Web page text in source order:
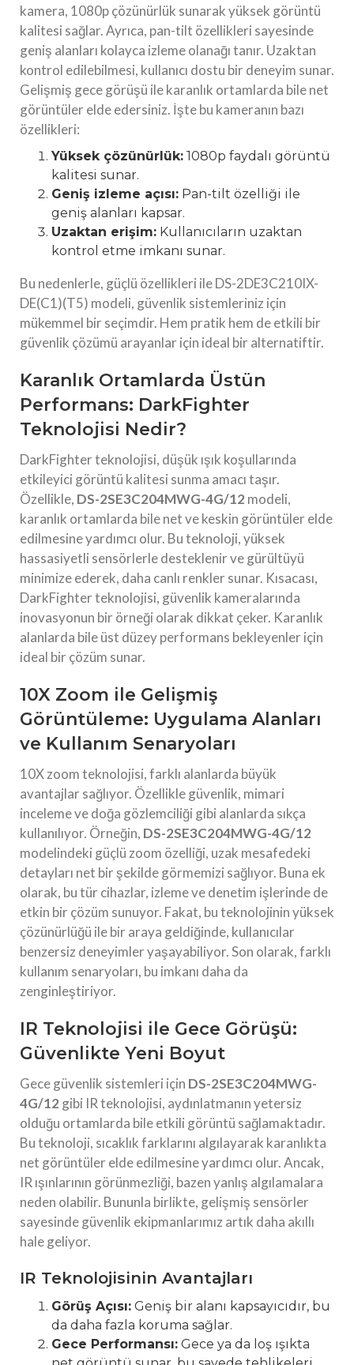
kamera, 1080p çözünürlük sunarak yüksek görüntü
kalitesi sağlar. Ayrıca, pan-tilt özellikleri sayesinde
geniş alanları kolayca izleme olanağı tanır. Uzaktan
kontrol edilebilmesi, kullanıcı dostu bir deneyim sunar.
Gelişmiş gece görüşü ile karanlık ortamlarda bile net
görüntüler elde edersiniz. İşte bu kameranın bazı
özellikleri:
Yüksek çözünürlük: 1080p faydalı görüntü
kalitesi sunar.
Geniş izleme açısı: Pan-tilt özelliği ile
geniş alanları kapsar.
Uzaktan erişim: Kullanıcıların uzaktan
kontrol etme imkanı sunar.
Bu nedenlerle, güçlü özellikleri ile DS-2DE3C210IX-
DE(C1)(T5) modeli, güvenlik sistemleriniz için
mükemmel bir seçimdir. Hem pratik hem de etkili bir
güvenlik çözümü arayanlar için ideal bir alternatiftir.
Karanlık Ortamlarda Üstün
Performans: DarkFighter
Teknolojisi Nedir?
DarkFighter teknolojisi, düşük ışık koşullarında
etkileyici görüntü kalitesi sunma amacı taşır.
Özellikle, DS-2SE3C204MWG-4G/12 modeli,
karanlık ortamlarda bile net ve keskin görüntüler elde
edilmesine yardımcı olur. Bu teknoloji, yüksek
hassasiyetli sensörlerle desteklenir ve gürültüyü
minimize ederek, daha canlı renkler sunar. Kısacası,
DarkFighter teknolojisi, güvenlik kameralarında
inovasyonun bir örneği olarak dikkat çeker. Karanlık
alanlarda bile üst düzey performans bekleyenler için
ideal bir çözüm sunar.
10X Zoom ile Gelişmiş
Görüntüleme: Uygulama Alanları
ve Kullanım Senaryoları
10X zoom teknolojisi, farklı alanlarda büyük
avantajlar sağlıyor. Özellikle güvenlik, mimari
inceleme ve doğa gözlemciliği gibi alanlarda sıkça
kullanılıyor. Örneğin, DS-2SE3C204MWG-4G/12
modelindeki güçlü zoom özelliği, uzak mesafedeki
detayları net bir şekilde görmemizi sağlıyor. Buna ek
olarak, bu tür cihazlar, izleme ve denetim işlerinde de
etkin bir çözüm sunuyor. Fakat, bu teknolojinin yüksek
çözünürlüğü ile bir araya geldiğinde, kullanıcılar
benzersiz deneyimler yaşayabiliyor. Son olarak, farklı
kullanım senaryoları, bu imkanı daha da
zenginleştiriyor.
IR Teknolojisi ile Gece Görüşü:
Güvenlikte Yeni Boyut
Gece güvenlik sistemleri için DS-2SE3C204MWG-
4G/12 gibi IR teknolojisi, aydınlatmanın yetersiz
olduğu ortamlarda bile etkili görüntü sağlamaktadır.
Bu teknoloji, sıcaklık farklarını algılayarak karanlıkta
net görüntüler elde edilmesine yardımcı olur. Ancak,
IR ışınlarının görünmezliği, bazen yanlış algılamalara
neden olabilir. Bununla birlikte, gelişmiş sensörler
sayesinde güvenlik ekipmanlarımız artık daha akıllı
hale geliyor.
IR Teknolojisinin Avantajları
Görüş Açısı: Geniş bir alanı kapsayıcıdır, bu
da daha fazla koruma sağlar.
Gece Performansı: Gece ya da loş ışıkta